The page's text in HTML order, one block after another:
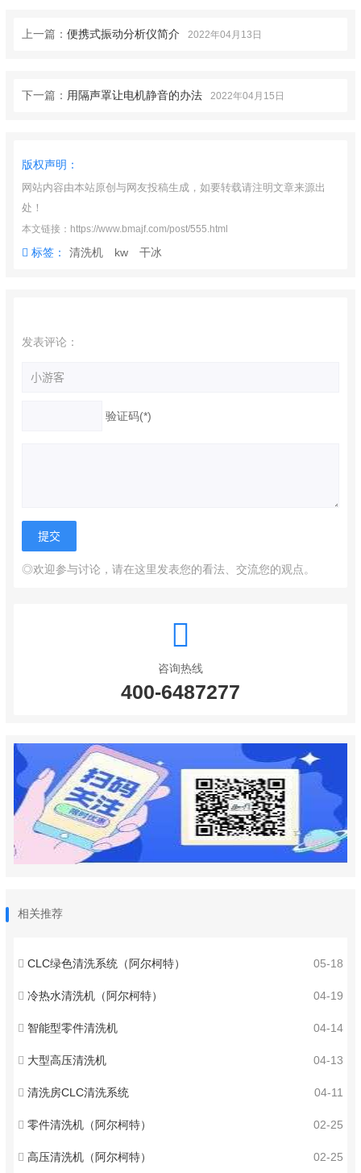
上一篇： 便携式振动分析仪简介 2022年04月13日
下一篇： 用隔声罩让电机静音的办法 2022年04月15日
版权声明：
网站内容由本站原创与网友投稿生成，如要转载请注明文章来源出
处！
本文链接：https://www.bmajf.com/post/555.html
标签： 清洗机 kw 干冰
发表评论：
验证码(*)
◎欢迎参与讨论，请在这里发表您的看法、交流您的观点。
咨询热线
400-6487277
相关推荐
05-18
CLC绿色清洗系统（阿尔柯特）
04-19
冷热水清洗机（阿尔柯特）
04-14
智能型零件清洗机
04-13
大型高压清洗机
04-11
清洗房CLC清洗系统
02-25
零件清洗机（阿尔柯特）
02-25
高压清洗机（阿尔柯特）